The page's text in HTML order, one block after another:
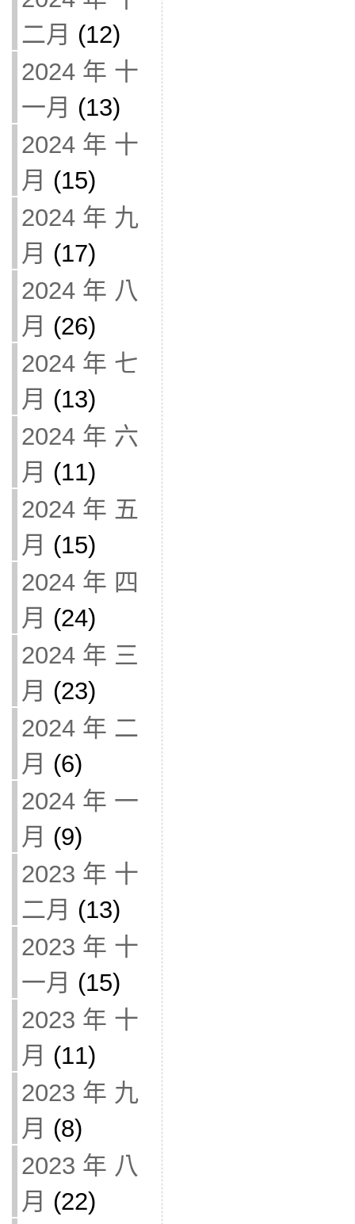
二月 (12)
2024 年 十
一月 (13)
2024 年 十
月 (15)
2024 年 九
月 (17)
2024 年 八
月 (26)
2024 年 七
月 (13)
2024 年 六
月 (11)
2024 年 五
月 (15)
2024 年 四
月 (24)
2024 年 三
月 (23)
2024 年 二
月 (6)
2024 年 一
月 (9)
2023 年 十
二月 (13)
2023 年 十
一月 (15)
2023 年 十
月 (11)
2023 年 九
月 (8)
2023 年 八
月 (22)